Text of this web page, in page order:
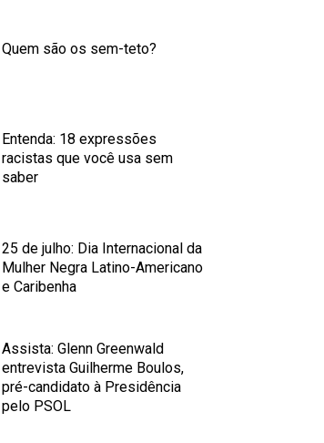
Quem são os sem-teto?
Entenda: 18 expressões
racistas que você usa sem
saber
25 de julho: Dia Internacional da
Mulher Negra Latino-Americano
e Caribenha
Assista: Glenn Greenwald
entrevista Guilherme Boulos,
pré-candidato à Presidência
pelo PSOL